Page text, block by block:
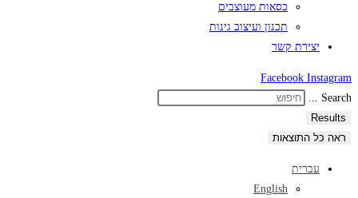
כסאות מעוצבים
תכנון ועיצוב גינות
יצירת קשר
Facebook Instagram
Search ...
Results
ראה כל התוצאות
עברית
English